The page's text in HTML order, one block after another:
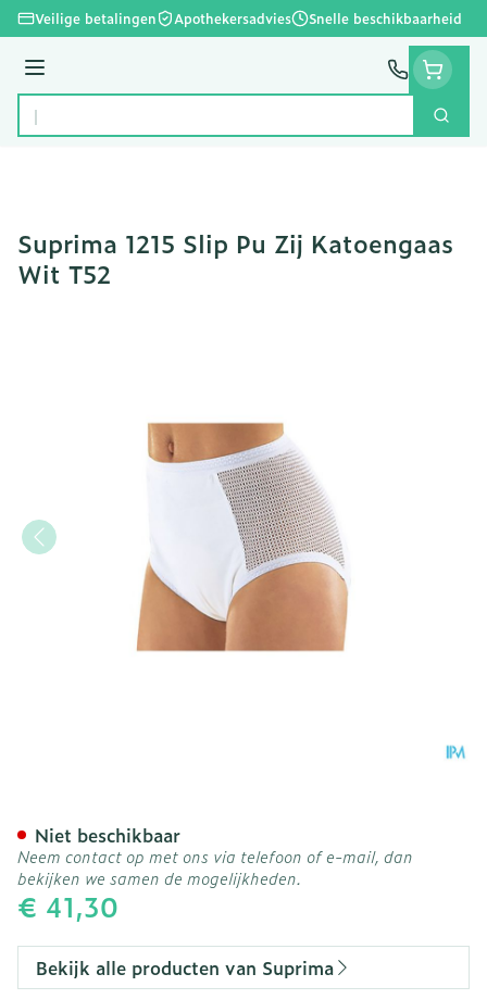
Ga naar de inhoud
Veilige betalingen Apothekersadvies Snelle beschikbaarheid
Menu
Product, merk, categorie...
Zoek
Suprima 1215 Slip Pu Zij Katoengaas
Wit T52
€ 41,30
Niet beschikbaar
Neem contact op met ons via telefoon of e-mail, dan
bekijken we samen de mogelijkheden.
Bekijk alle producten van Suprima